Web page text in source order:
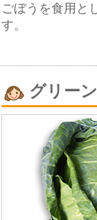
ごぼうを食用と
す。
グリー